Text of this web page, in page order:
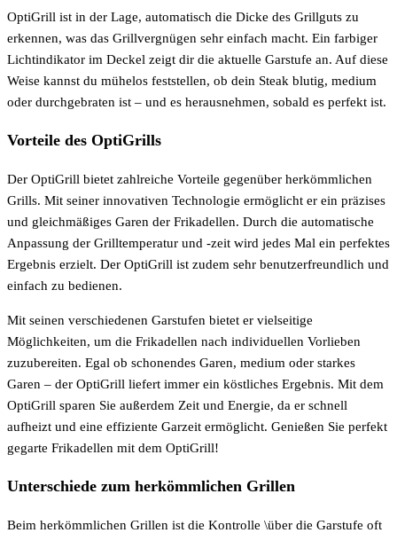
OptiGrill ist in der Lage, automatisch die Dicke des Grillguts zu
erkennen, was das Grillvergnügen sehr einfach macht. Ein farbiger
Lichtindikator im Deckel zeigt dir die aktuelle Garstufe an. Auf diese
Weise kannst du mühelos feststellen, ob dein Steak blutig, medium
oder durchgebraten ist – und es herausnehmen, sobald es perfekt ist.
Vorteile des OptiGrills
Der OptiGrill bietet zahlreiche Vorteile gegenüber herkömmlichen
Grills. Mit seiner innovativen Technologie ermöglicht er ein präzises
und gleichmäßiges Garen der Frikadellen. Durch die automatische
Anpassung der Grilltemperatur und -zeit wird jedes Mal ein perfektes
Ergebnis erzielt. Der OptiGrill ist zudem sehr benutzerfreundlich und
einfach zu bedienen.
Mit seinen verschiedenen Garstufen bietet er vielseitige
Möglichkeiten, um die Frikadellen nach individuellen Vorlieben
zuzubereiten. Egal ob schonendes Garen, medium oder starkes
Garen – der OptiGrill liefert immer ein köstliches Ergebnis. Mit dem
OptiGrill sparen Sie außerdem Zeit und Energie, da er schnell
aufheizt und eine effiziente Garzeit ermöglicht. Genießen Sie perfekt
gegarte Frikadellen mit dem OptiGrill!
Unterschiede zum herkömmlichen Grillen
Beim herkömmlichen Grillen ist die Kontrolle \über die Garstufe oft